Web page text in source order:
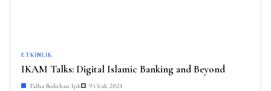
ETKINLIK
IKAM Talks: Digital Islamic Banking and Beyond
Talha Bedirhan Işık 9 Ocak 2024